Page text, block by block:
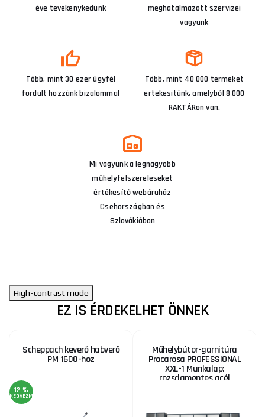
éve tevékenykedünk
meghatalmazott szervizei
vagyunk
Több, mint 30 ezer ügyfél
fordult hozzánk bizalommal
Több, mint 40 000 terméket
értékesítünk, amelyből 8 000
RAKTÁRon van.
Mi vagyunk a legnagyobb
műhelyfelszereléseket
értékesítő webáruház
Csehországban és
Szlovákiában
High-contrast mode
EZ IS ÉRDEKELHET ÖNNEK
Scheppach keverő habverő
PM 1600-hoz
12 %
KEDVEZMÉNY
Műhelybútor-garnitúra
Procarosa PROFESSIONAL
XXL-1 Munkalap:
rozsdamentes acél